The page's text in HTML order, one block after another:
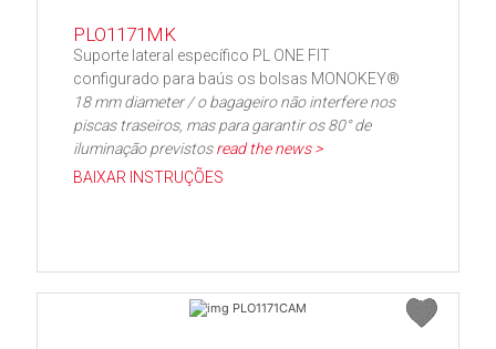
PLO1171MK
Suporte lateral específico PL ONE FIT
configurado para baús os bolsas MONOKEY®
18 mm diameter / o bagageiro não interfere nos
piscas traseiros, mas para garantir os 80° de
iluminação previstosread the news >
BAIXAR INSTRUÇÕES